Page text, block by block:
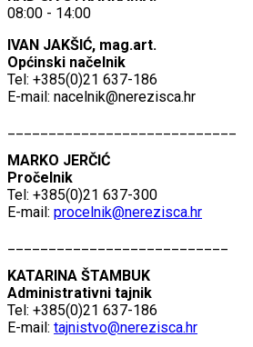
08:00 - 14:00
IVAN JAKŠIĆ, mag.art.
Općinski načelnik
Tel: +385(0)21 637-186
E-mail: nacelnik@nerezisca.hr
MARKO JERČIĆ
Pročelnik
Tel: +385(0)21 637-300
E-mail: procelnik@nerezisca.hr
KATARINA ŠTAMBUK
Administrativni tajnik
Tel: +385(0)21 637-186
E-mail: tajnistvo@nerezisca.hr